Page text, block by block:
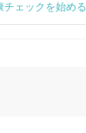
チェックを始める